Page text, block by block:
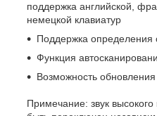
поддержка английской,
немецкой клавиатур
Поддержка определения
Функция
Возможность
Примечание: звук